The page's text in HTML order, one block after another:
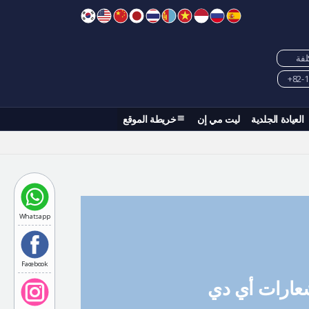
العيادة الجلدية ليت مي إن خريطة الموقع
Whatsapp
Facebook
أي دي